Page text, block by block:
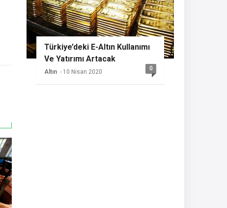
Türkiye’deki E-Altın Kullanımı
Ve Yatırımı Artacak
Altın - 10 Nisan 2020 0